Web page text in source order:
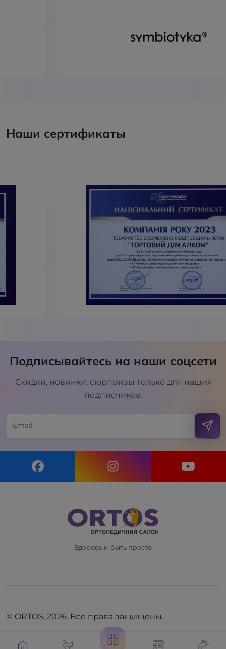
Наши сертификаты
Подписывайтесь на наши соцсети
Скидки, новинки, сюрпризы только для наших
подписчиков.
Здоровым быть просто
© ORTOS, 2026. Все права защищены.